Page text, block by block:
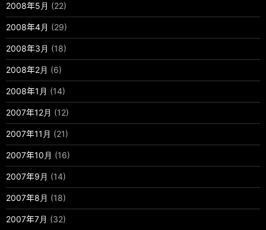
2008年5月 (22)
2008年4月 (29)
2008年3月 (18)
2008年2月 (6)
2008年1月 (14)
2007年12月 (12)
2007年11月 (21)
2007年10月 (16)
2007年9月 (14)
2007年8月 (18)
2007年7月 (32)